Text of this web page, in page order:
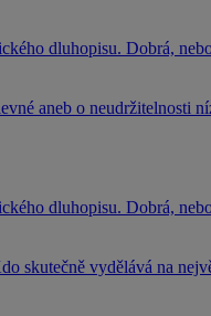
dluhopisu. Dobrá,
aneb o neudržitelnosti
dluhopisu. Dobrá,
skutečně vydělává na